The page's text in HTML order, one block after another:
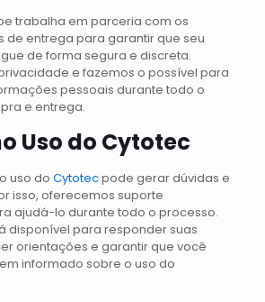
trabalha em parceria com os
de entrega para garantir que seu
de forma segura e discreta.
e fazemos o possível para
pessoais durante todo o
e entrega.
Uso do Cytotec
uso do Cytotecpode gerar dúvidas e
isso, oferecemos suporte
ajudá-lo durante todo o processo.
disponível para responder suas
orientações e garantir que você
informado sobre o uso do